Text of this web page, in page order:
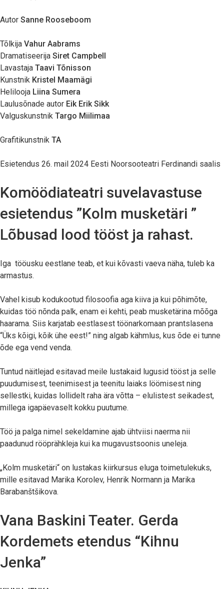
Autor Sanne Rooseboom
Tõlkija Vahur Aabrams
Dramatiseerija Siret Campbell
Lavastaja Taavi Tõnisson
Kunstnik Kristel Maamägi
Helilooja Liina Sumera
Laulusõnade autor Eik Erik Sikk
Valguskunstnik Targo Miilimaa
Grafitikunstnik TA
Esietendus 26. mail 2024 Eesti Noorsooteatri Ferdinandi saalis
Komöödiateatri suvelavastuse
esietendus ”Kolm musketäri ”
Lõbusad lood tööst ja rahast.
Iga tööusku eestlane teab, et kui kõvasti vaeva näha, tuleb ka
armastus.
Vahel kisub kodukootud filosoofia aga kiiva ja kui põhimõte,
kuidas töö nõnda palk, enam ei kehti, peab musketärina mõõga
haarama. Siis karjatab eestlasest töönarkomaan prantslasena
“Üks kõigi, kõik ühe eest!” ning algab kähmlus, kus õde ei tunne
õde ega vend venda.
Tuntud näitlejad esitavad meile lustakaid lugusid tööst ja selle
puudumisest, teenimisest ja teenitu laiaks löömisest ning
sellestki, kuidas lollidelt raha ära võtta – elulistest seikadest,
millega igapäevaselt kokku puutume.
Töö ja palga nimel sekeldamine ajab ühtviisi naerma nii
paadunud rööprähkleja kui ka mugavustsoonis uneleja.
„Kolm musketäri“ on lustakas kiirkursus eluga toimetulekuks,
mille esitavad Marika Korolev, Henrik Normann ja Marika
Barabanštšikova.
Vana Baskini Teater. Gerda
Kordemets etendus “Kihnu
Jenka”